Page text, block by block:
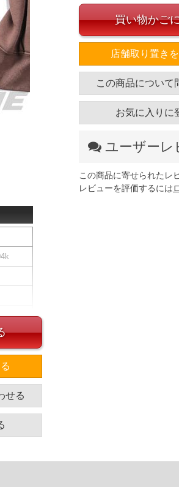
。
買い物かご
店舗取り置き
この商品について
お気に入りに
ユーザーレ
この商品に寄せられたレ
レビューを評価するには
せる